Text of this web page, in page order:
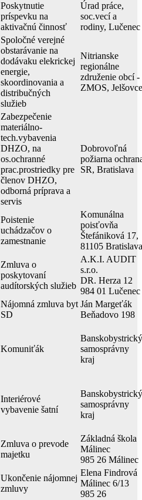
Poskytnutie
príspevku na
aktivačnú činnosť
Úrad práce,
soc.vecí a
rodiny, Lučenec
Spoločné verejné
obstarávanie na
dodávaku elekrickej
energie,
skoordinovania a
distribučných
služieb
Nitrianske
regionálne
združenie obcí -
ZMOS, Jelšovce
Zabezpečenie
materiálno-
tech.vybavenia
DHZO, na
os.ochranné
prac.prostriedky pre
členov DHZO,
odborná príprava a
servis
Dobrovoľná
požiarna
SR, Bratislava
Poistenie
uchádzačov o
zamestnanie
Komunálna
poisťovňa
Štefániková 17,
81105 Bratislava
Zmluva o
poskytovaní
audítorských služieb
A.K.I. AUDIT
s.r.o.
DR. Herza 12
984 01 Lučenec
Nájomná zmluva byt
SD
Ján Margeťák
Beňadovo 198
Komuniťák
Banskobystrický
samosprávny
kraj
Interiérové
vybavenie šatní
Banskobystrický
samosprávny
kraj
Zmluva o prevode
majetku
Základná škola
Málinec
985 26 Málinec
Ukončenie nájomnej
zmluvy
Elena Findrová
Málinec 6/13
985 26